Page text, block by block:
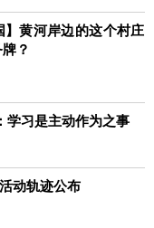
】黄河岸边的这个村庄
？
学习是主动作为之事
动轨迹公布